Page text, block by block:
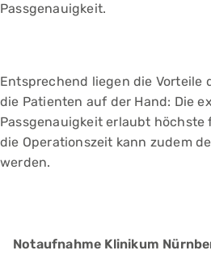
Passgenauigkeit.
Entsprechend liegen die Vorteile
die Patienten auf der Hand: Die
Passgenauigkeit erlaubt höchste
die Operationszeit kann zudem
werden.
Notaufnahme Klinikum